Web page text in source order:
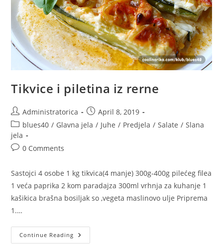
Tikvice i piletina iz rerne
Post
author:
Administratorica
Post
published:
April 8, 2019
Post
category:
blues40 / Glavna jela / Juhe / Predjela / Salate / Slana
jela
Post0 Comments
Sastojci 4 osobe 1 kg tikvica(4 manje) 300g-400g pilećeg filea
1 veća paprika 2 kom paradajza 300ml vrhnja za kuhanje 1
kašikica brašna bosiljak so ,vegeta maslinovo ulje Priprema
1.…
Continue Reading Tikvice
I